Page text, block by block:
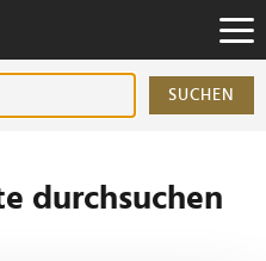
SUCHEN
durchsuchen